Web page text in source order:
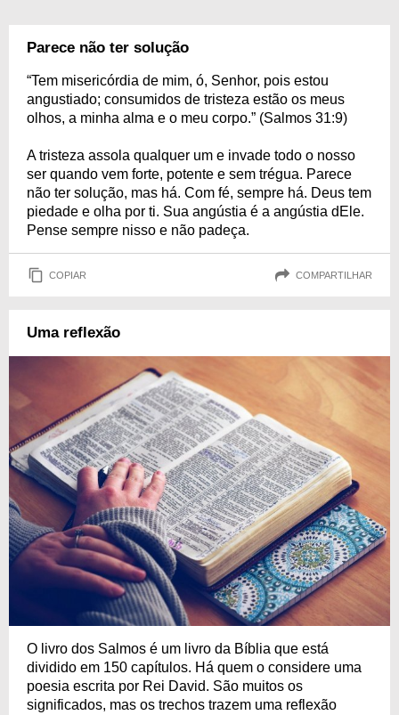
Parece não ter solução
“Tem misericórdia de mim, ó, Senhor, pois estou
angustiado; consumidos de tristeza estão os meus
olhos, a minha alma e o meu corpo.” (Salmos 31:9)
A tristeza assola qualquer um e invade todo o nosso
ser quando vem forte, potente e sem trégua. Parece
não ter solução, mas há. Com fé, sempre há. Deus tem
piedade e olha por ti. Sua angústia é a angústia dEle.
Pense sempre nisso e não padeça.
COPIAR COMPARTILHAR
Uma reflexão
O livro dos Salmos é um livro da Bíblia que está
dividido em 150 capítulos. Há quem o considere uma
poesia escrita por Rei David. São muitos os
significados, mas os trechos trazem uma reflexão